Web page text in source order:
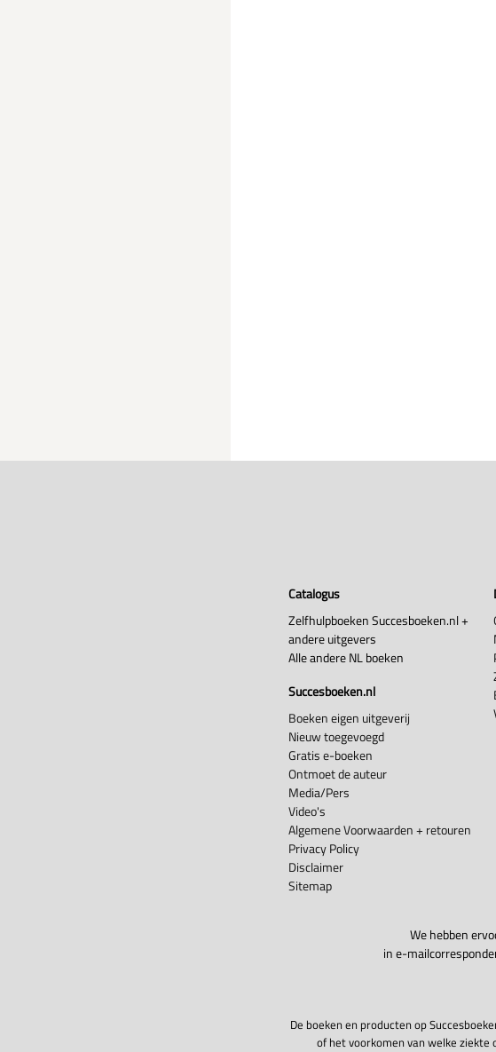
Catalogus
Zelfhulpboeken Succesboeken.nl +
andere uitgevers
Alle andere NL boeken
Succesboeken.nl
Boeken eigen uitgeverij
Nieuw toegevoegd
Gratis e-boeken
Ontmoet de auteur
Media/Pers
Video's
Algemene Voorwaarden + retouren
Privacy Policy
Disclaimer
Sitemap
We hebben
in e-
De boeken en producten op
of het voorkomen van welke ziekte